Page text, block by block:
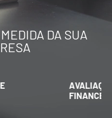
DA SUA